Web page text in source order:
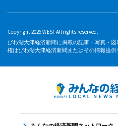
Copyright 2026 WEST All rights reserved.
びわ湖大津経済新聞に掲載の記事・写真・
権はびわ湖大津経済新聞またはその情報提供